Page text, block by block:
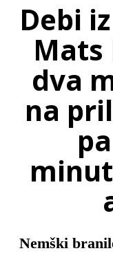
Debi
Mats
dva
na
Nemški